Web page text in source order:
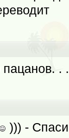
. .
))) -